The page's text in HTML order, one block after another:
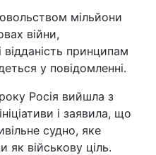
мільйони
війни,
принципам
у повідомленні.
Росія вийшла з
і заявила, що
судно, яке
як військову ціль.